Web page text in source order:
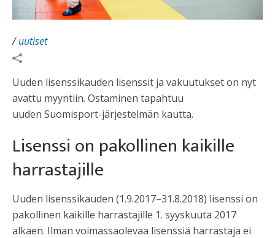
/uutiset
Uuden lisenssikauden lisenssit ja vakuutukset on nyt
avattu myyntiin. Ostaminen tapahtuu
uuden Suomisport-järjestelmän kautta.
Lisenssi on pakollinen kaikille
harrastajille
Uuden lisenssikauden (1.9.2017–31.8.2018) lisenssi on
pakollinen kaikille harrastajille 1. syyskuuta 2017
alkaen. Ilman voimassaolevaa lisenssiä harrastaja ei